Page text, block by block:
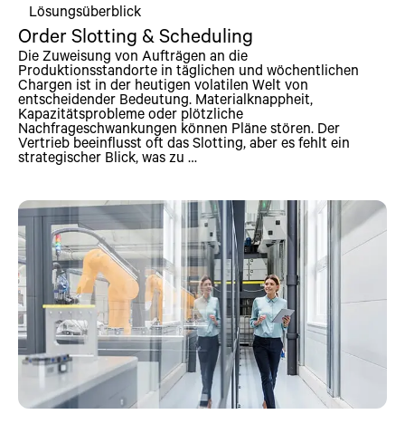
Lösungsüberblick
Order Slotting & Scheduling
Die Zuweisung von Aufträgen an die
Produktionsstandorte in täglichen und wöchentlichen
Chargen ist in der heutigen volatilen Welt von
entscheidender Bedeutung. Materialknappheit,
Kapazitätsprobleme oder plötzliche
Nachfrageschwankungen können Pläne stören. Der
Vertrieb beeinflusst oft das Slotting, aber es fehlt ein
strategischer Blick, was zu …